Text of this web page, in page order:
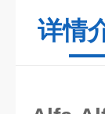
详情